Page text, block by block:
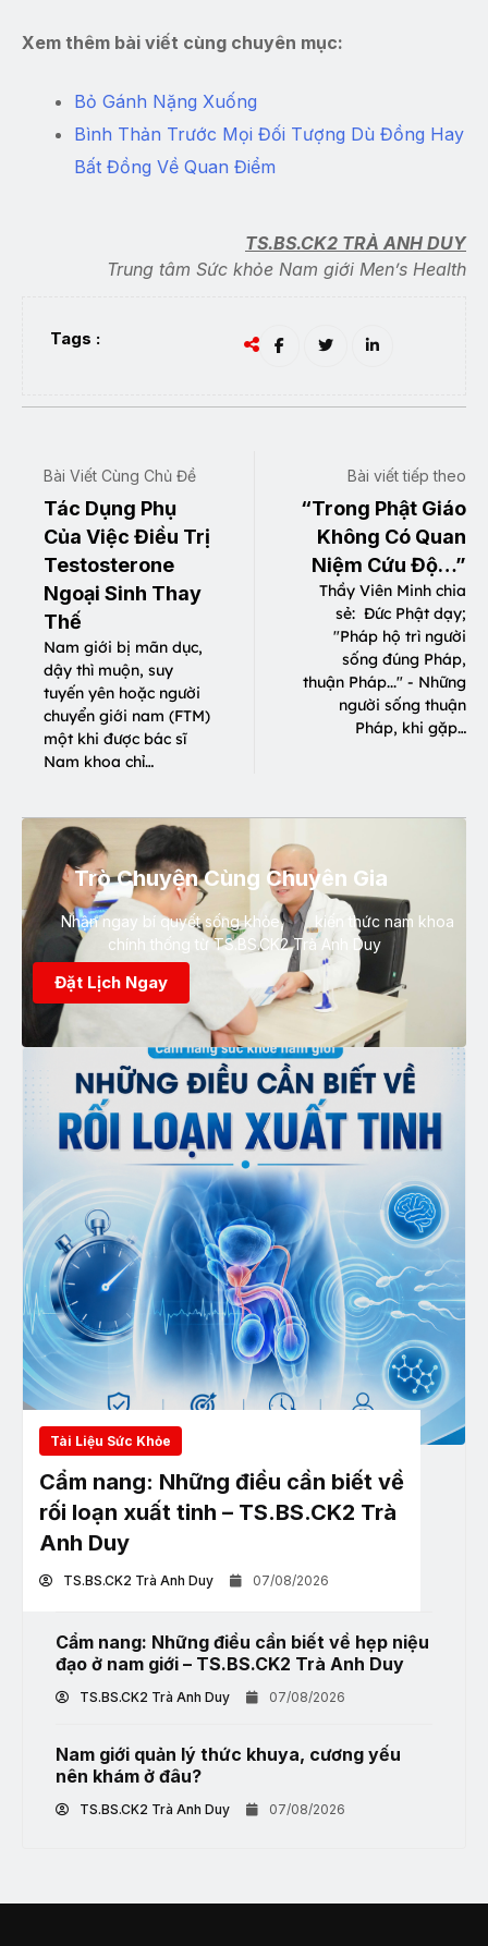
Xem thêm bài viết cùng chuyên mục:
Bỏ Gánh Nặng Xuống
Bình Thản Trước Mọi Đối Tượng Dù Đồng Hay
Bất Đồng Về Quan Điểm
TS.BS.CK2 TRÀ ANH DUY
Trung tâm Sức khỏe Nam giới Men’s Health
Tags :
Bài Viết Cùng Chủ Đề
Tác Dụng Phụ
Của Việc Điều Trị
Testosterone
Ngoại Sinh Thay
Thế
Nam giới bị mãn dục,
dậy thì muộn, suy
tuyến yên hoặc người
chuyển giới nam (FTM)
một khi được bác sĩ
Nam khoa chỉ…
Bài viết tiếp theo
“Trong Phật Giáo
Không Có Quan
Niệm Cứu Độ…”
Thầy Viên Minh chia
sẻ: Đức Phật dạy;
"Pháp hộ trì người
sống đúng Pháp,
thuận Pháp..." - Những
người sống thuận
Pháp, khi gặp…
Trò Chuyện Cùng Chuyên Gia
Nhận ngay bí quyết sống khỏe, kiến thức nam khoa
chính thống từ TS.BS.CK2 Trà Anh Duy
Đặt Lịch Ngay
Tài Liệu Sức Khỏe
Cẩm nang: Những điều cần biết về
rối loạn xuất tinh – TS.BS.CK2 Trà
Anh Duy
TS.BS.CK2 Trà Anh Duy 07/08/2026
Cẩm nang: Những điều cần biết về hẹp niệu
đạo ở nam giới – TS.BS.CK2 Trà Anh Duy
TS.BS.CK2 Trà Anh Duy 07/08/2026
Nam giới quản lý thức khuya, cương yếu
nên khám ở đâu?
TS.BS.CK2 Trà Anh Duy 07/08/2026